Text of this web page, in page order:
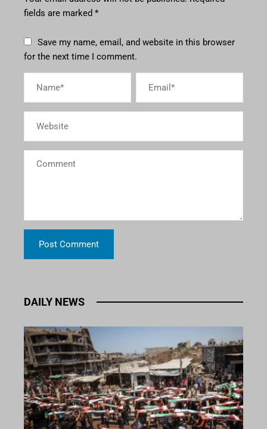
fields are marked *
Save my name, email, and website in this browser
for the next time I comment.
DAILY NEWS